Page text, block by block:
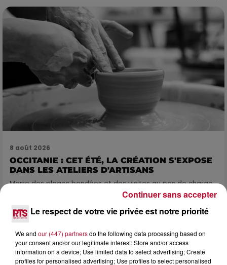
8 août 2026
OCCITANIE : CET ÉTÉ, LA CRÉATION S'EXPOSE
DANS LES ATELIERS D'ARTISANS
Marre des plages bondées et des visites au pas de charge
? La Chambre de Métiers et de l’Artisanat Occitanie
propose une alternative bien plus vivante :...
Le respect de votre vie privée est notre priorité
We and our (447) partnersdo the following data processing based on
your consent and/or our legitimate interest: Store and/or access
information on a device; Use limited data to select advertising; Create
profiles for personalised advertising; Use profiles to select personalised
Continuer sans accepter